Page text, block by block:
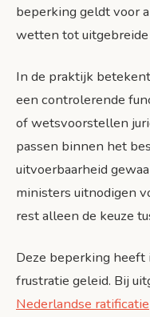
beperking geldt voor
wetten tot
In de praktijk
een controlerende
of wetsvoorstellen
passen binnen het
uitvoerbaarheid
ministers uitnodigen
rest alleen de keuze
Deze beperking
frustratie geleid. Bij
Nederlandse ratificatie